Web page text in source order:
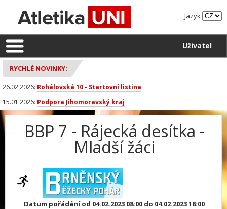
Jazyk
Uživatel
RYCHLÉ NOVINKY:
26.02.2026: Rohálovská 10 - Startovní listina
15.01.2026: Podpora Jihomoravský kraj
BBP 7 - Rájecká desítka -
Mladší žáci
Datum pořádání od 04.02.2023 08:00 do 04.02.2023 18:00